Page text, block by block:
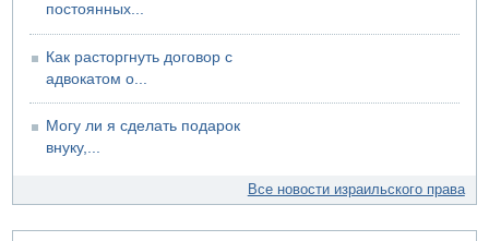
постоянных...
Как расторгнуть договор с
адвокатом о...
Могу ли я сделать подарок
внуку,...
Все новости израильского права